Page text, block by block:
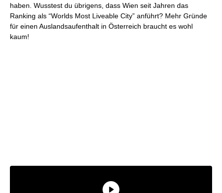
haben. Wusstest du übrigens, dass Wien seit Jahren das
Ranking als “Worlds Most Liveable City” anführt? Mehr Gründe
für einen Auslandsaufenthalt in Österreich braucht es wohl
kaum!